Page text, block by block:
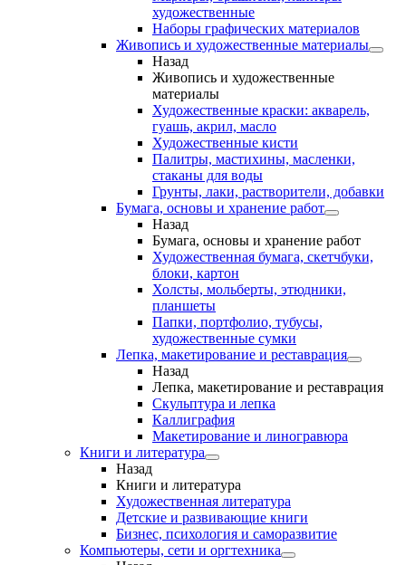
художественные
Наборы графических материалов
Живопись и художественные материалы
Назад
Живопись и художественные
материалы
Художественные краски: акварель,
гуашь, акрил, масло
Художественные кисти
Палитры, мастихины, масленки,
стаканы для воды
Грунты, лаки, растворители, добавки
Бумага, основы и хранение работ
Назад
Бумага, основы и хранение работ
Художественная бумага, скетчбуки,
блоки, картон
Холсты, мольберты, этюдники,
планшеты
Папки, портфолио, тубусы,
художественные сумки
Лепка, макетирование и реставрация
Назад
Лепка, макетирование и реставрация
Скульптура и лепка
Каллиграфия
Макетирование и линогравюра
Книги и литература
Назад
Книги и литература
Художественная литература
Детские и развивающие книги
Бизнес, психология и саморазвитие
Компьютеры, сети и оргтехника